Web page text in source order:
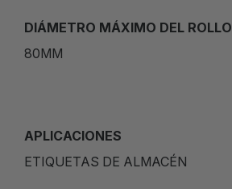
DIÁMETRO MÁXIMO DEL ROLLO
80MM
APLICACIONES
ETIQUETAS DE ALMACÉN